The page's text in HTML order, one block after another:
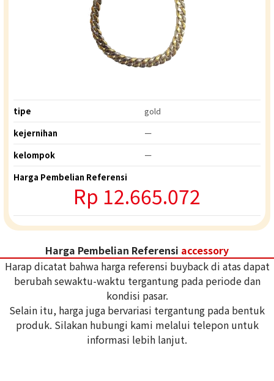
tipe
gold
kejernihan
ー
kelompok
ー
Harga Pembelian Referensi
Rp 12.665.072
Harga Pembelian Referensi accessory
Harap dicatat bahwa harga referensi buyback di atas dapat
berubah sewaktu-waktu tergantung pada periode dan
kondisi pasar.
Selain itu, harga juga bervariasi tergantung pada bentuk
produk. Silakan hubungi kami melalui telepon untuk
informasi lebih lanjut.